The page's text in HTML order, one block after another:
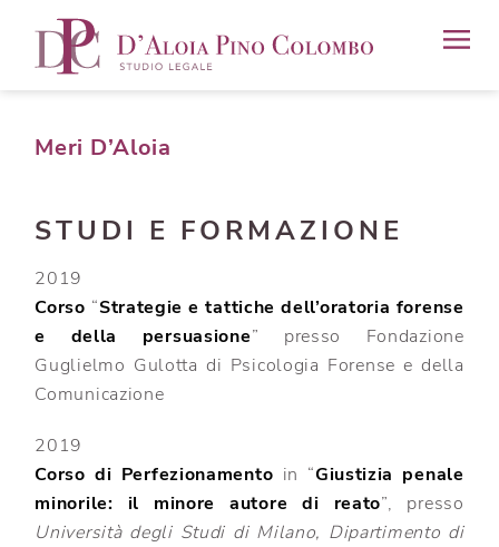
Meri D’Aloia
STUDI E FORMAZIONE
2019
Corso “Strategie e tattiche dell’oratoria forense
e della persuasione” presso Fondazione
Guglielmo Gulotta di Psicologia Forense e della
Comunicazione
2019
Corso di Perfezionamento in “Giustizia penale
minorile: il minore autore di reato”, presso
Università degli Studi di Milano, Dipartimento di